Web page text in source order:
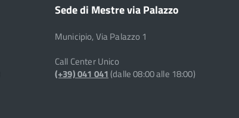
Sede di Mestre via Palazzo
Municipio, Via Palazzo 1
Call Center Unico
(+39) 041 041(dalle 08:00 alle 18:00)